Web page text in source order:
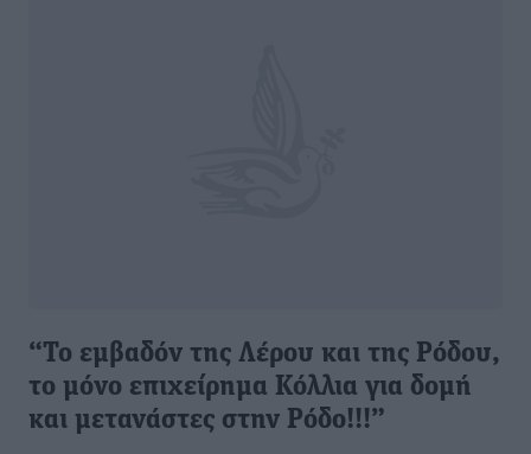
“Το εμβαδόν της Λέρου και της Ρόδου,
το μόνο επιχείρημα Κόλλια για δομή
και μετανάστες στην Ρόδο!!!”